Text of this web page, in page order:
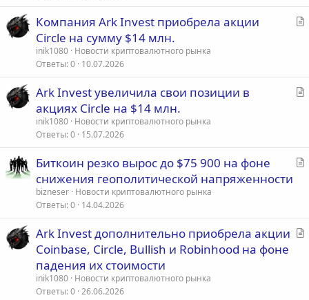
яС
я
Компания Ark Invest приобрела акции
Circle на сумму $14 млн.
inik1080 Новости криптовалютного рынка
Ответы 0 10.07.2026
С
я
Ark Invest увеличила свои позиции в
акциях Circle на $14 млн.
inik1080 Новости криптовалютного рынка
Ответы 0 15.07.2026
С
я
Биткоин резко вырос до $75 900 на фоне
снижения геополитической напряженности
bizneser Новости криптовалютного рынка
Ответы 0 14.04.2026
С
Ark Invest дополнительно приобрела акции
Coinbase, Circle, Bullish и Robinhood на фоне
падения их стоимости
inik1080 Новости криптовалютного рынка
Ответы 0 26.06.2026